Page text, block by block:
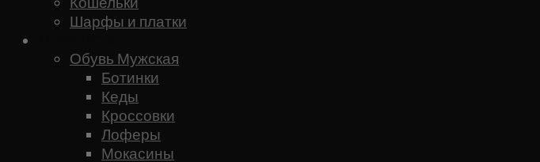
Шарфы и платки
Обувь Мужская
Ботинки
Кеды
Кроссовки
Лоферы
Мокасины